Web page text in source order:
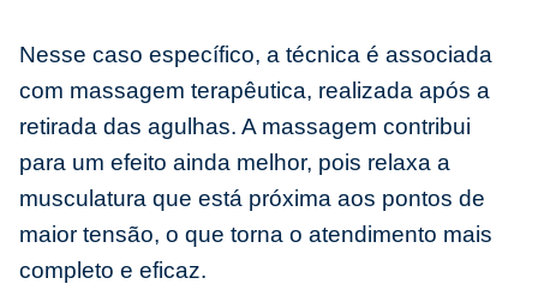
Nesse caso específico, a técnica é associada
com massagem terapêutica, realizada após a
retirada das agulhas. A massagem contribui
para um efeito ainda melhor, pois relaxa a
musculatura que está próxima aos pontos de
maior tensão, o que torna o atendimento mais
completo e eficaz.